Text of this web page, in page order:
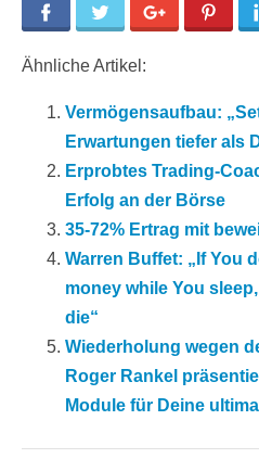
Facebook Twitter Google+
Ähnliche Artikel:
Vermögensaufbau:
Erwartungen tiefer als
Erprobtes Trading-
Erfolg an der Börse
35-72% Ertrag mit
Warren Buffet: „If You
money while You
die“
Wiederholung wegen
Roger Rankel
Module für Deine